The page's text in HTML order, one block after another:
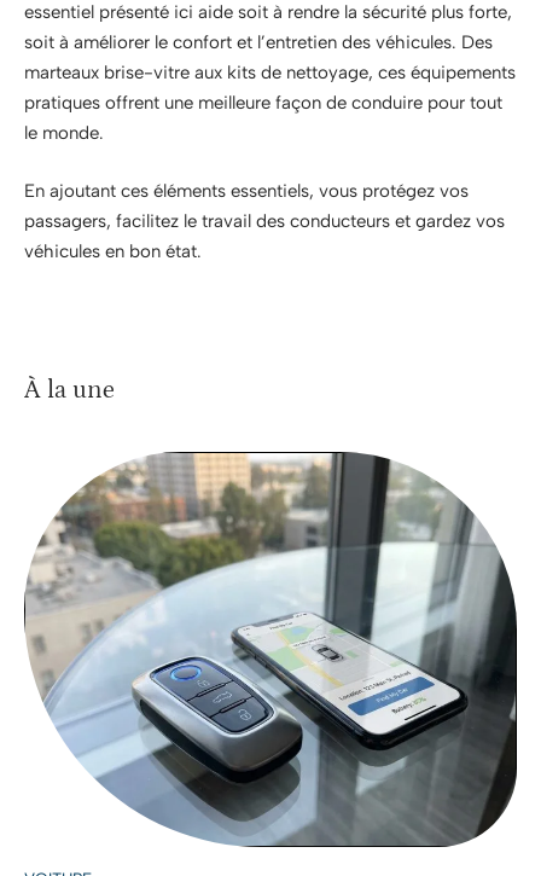
essentiel présenté ici aide soit à rendre la sécurité plus forte,
soit à améliorer le confort et l’entretien des véhicules. Des
marteaux brise-vitre aux kits de nettoyage, ces équipements
pratiques offrent une meilleure façon de conduire pour tout
le monde.
En ajoutant ces éléments essentiels, vous protégez vos
passagers, facilitez le travail des conducteurs et gardez vos
véhicules en bon état.
À la une